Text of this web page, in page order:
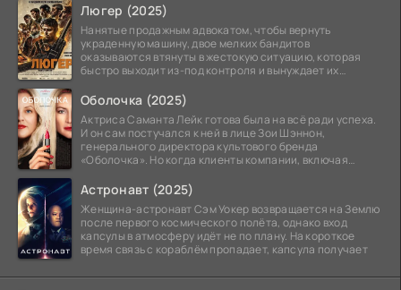
Люгер (2025)
Нанятые продажным адвокатом, чтобы вернуть
украденную машину, двое мелких бандитов
оказываются втянуты в жестокую ситуацию, которая
быстро выходит из-под контроля и вынуждает их
Оболочка (2025)
Актриса Саманта Лейк готова была на всё ради успеха.
И он сам постучался к ней в лице Зои Шэннон,
генерального директора культового бренда
«Оболочка». Но когда клиенты компании, включая
Астронавт (2025)
Женщина-астронавт Сэм Уокер возвращается на Землю
после первого космического полёта, однако вход
капсулы в атмосферу идёт не по плану. На короткое
время связь с кораблём пропадает, капсула получает